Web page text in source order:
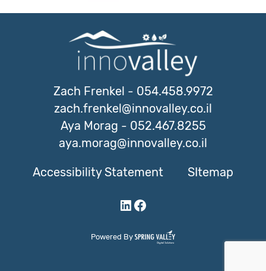
Zach Frenkel - 054.458.9972
zach.frenkel@innovalley.co.il
Aya Morag - 052.467.8255
aya.morag@innovalley.co.il
Accessibility Statement SItemap
LinkedIn
Facebook
Powered By